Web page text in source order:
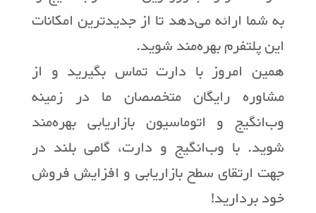
به شما ارائه می‌دهد تا از جدیدترین امکانات
این پلتفرم بهره‌مند شوید.
همین امروز با دارت تماس بگیرید و از
مشاوره رایگان متخصصان ما در زمینه
وب‌انگیج و اتوماسیون بازاریابی بهره‌مند
شوید. با وب‌انگیج و دارت، گامی بلند در
جهت ارتقای سطح بازاریابی و افزایش فروش
خود بردارید!